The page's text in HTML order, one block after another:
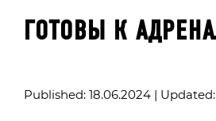
ГОТОВЫ К
Published: 18.06.2024 |